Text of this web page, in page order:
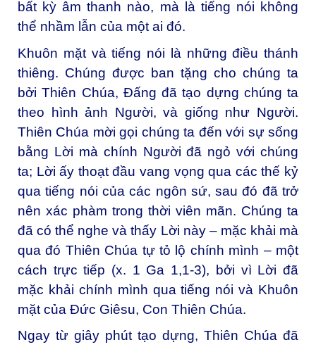
bất kỳ âm thanh nào, mà là tiếng nói không
thể nhầm lẫn của một ai đó.
Khuôn mặt và tiếng nói là những điều thánh
thiêng. Chúng được ban tặng cho chúng ta
bởi Thiên Chúa, Đấng đã tạo dựng chúng ta
theo hình ảnh Người, và giống như Người.
Thiên Chúa mời gọi chúng ta đến với sự sống
bằng Lời mà chính Người đã ngỏ với chúng
ta; Lời ấy thoạt đầu vang vọng qua các thế kỷ
qua tiếng nói của các ngôn sứ, sau đó đã trở
nên xác phàm trong thời viên mãn. Chúng ta
đã có thể nghe và thấy Lời này – mặc khải mà
qua đó Thiên Chúa tự tỏ lộ chính mình – một
cách trực tiếp (x. 1 Ga 1,1-3), bởi vì Lời đã
mặc khải chính mình qua tiếng nói và Khuôn
mặt của Đức Giêsu, Con Thiên Chúa.
Ngay từ giây phút tạo dựng, Thiên Chúa đã